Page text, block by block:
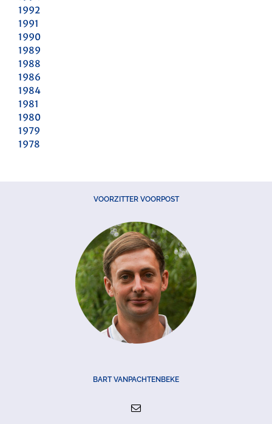
1992
1991
1990
1989
1988
1986
1984
1981
1980
1979
1978
VOORZITTER VOORPOST
BART VANPACHTENBEKE